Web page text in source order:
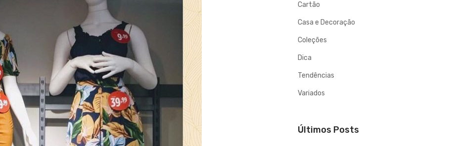
Cartão
Casa e Decoração
Coleções
Dica
Tendências
Variados
Últimos Posts